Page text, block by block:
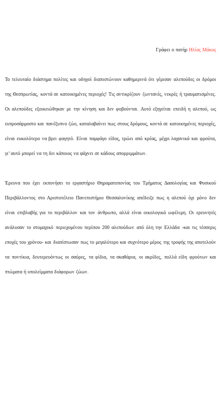
Γράφει ο πατήρ Ηλίας Μάκος
Το τελευταίο διάστημα πολίτες και οδηγοί διαπιστώνουν καθημερινά ότι γέμισαν αλεπούδες οι δρόμοι
της Θεσπρωτίας, κοντά σε κατοικημένες περιοχές! Τις αντικρίζουν ζωντανές, νεκρές ή τραυματισμένες.
Οι αλεπούδες εξοικειώθηκαν με την κίνηση και δεν φοβούνται. Αυτό εξηγείται επειδή η αλεπού, ως
ευπροσάρμοστο και πανέξυπνο ζώο, καταλαβαίνει πως στους δρόμους, κοντά σε κατοικημένες περιοχές,
είναι ευκολότερο να βρει φαγητό. Είναι παμφάγο είδος, τρώει από κρέας, μέχρι λαχανικά και φρούτα,
γι’ αυτό μπορεί να τη δει κάποιος να ψάχνει σε κάδους απορριμμάτων.
Έρευνα που έχει εκπονήσει το εργαστήριο Θηραματοπονίας του Τμήματος Δασολογίας και Φυσικού
Περιβάλλοντος στο Αριστοτέλειο Πανεπιστήμιο Θεσσαλονίκης απέδειξε πως η αλεπού όχι μόνο δεν
είναι επιβλαβής για το περιβάλλον και τον άνθρωπο, αλλά είναι οικολογικά ωφέλιμη. Οι ερευνητές
ανάλυσαν το στομαχικό περιεχομένου περίπου 200 αλεπούδων από όλη την Ελλάδα -και τις τέσσερις
εποχές του χρόνου- και διαπίστωσαν πως το μεγαλύτερο και συχνότερο μέρος της τροφής της αποτελούν
τα ποντίκια, δευτερευόντως οι σαύρες, τα φίδια, τα σκαθάρια, οι ακρίδες, πολλά είδη φρούτων και
πτώματα ή υπολείμματα διάφορων ζώων.